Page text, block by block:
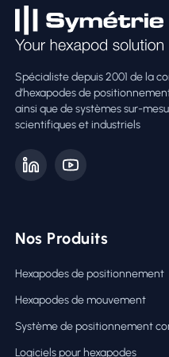
Spécialiste depuis 2001 de la
d’hexapodes de
ainsi que de systèmes sur-
scientifiques et industriels
Nos Produits
Hexapodes de positionnement
Hexapodes de mouvement
Système de positionnement
Logiciels pour hexapodes